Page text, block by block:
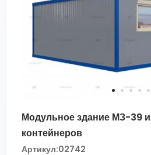
Модульное здание МЗ-39
контейнеров
Артикул:02742